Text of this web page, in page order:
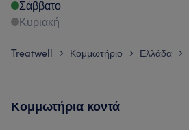
Σάββατο
Κυριακή
Treatwell > Κομμωτήριο > Ελλάδα >
Κομμωτήρια κοντά